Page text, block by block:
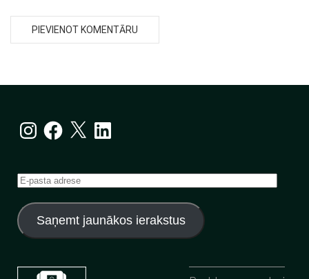
InstagramFacebook
X LinkedIn
E-
adrese
Saņemt jaunākos ierakstus